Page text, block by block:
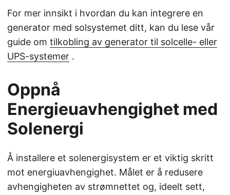
For mer innsikt i hvordan du kan integrere en
generator med solsystemet ditt, kan du lese vår
guide om tilkobling av generator til solcelle- eller
UPS-systemer .
Oppnå
Energieuavhengighet med
Solenergi
Å installere et solenergisystem er et viktig skritt
mot energiuavhengighet. Målet er å redusere
avhengigheten av strømnettet og, ideelt sett,